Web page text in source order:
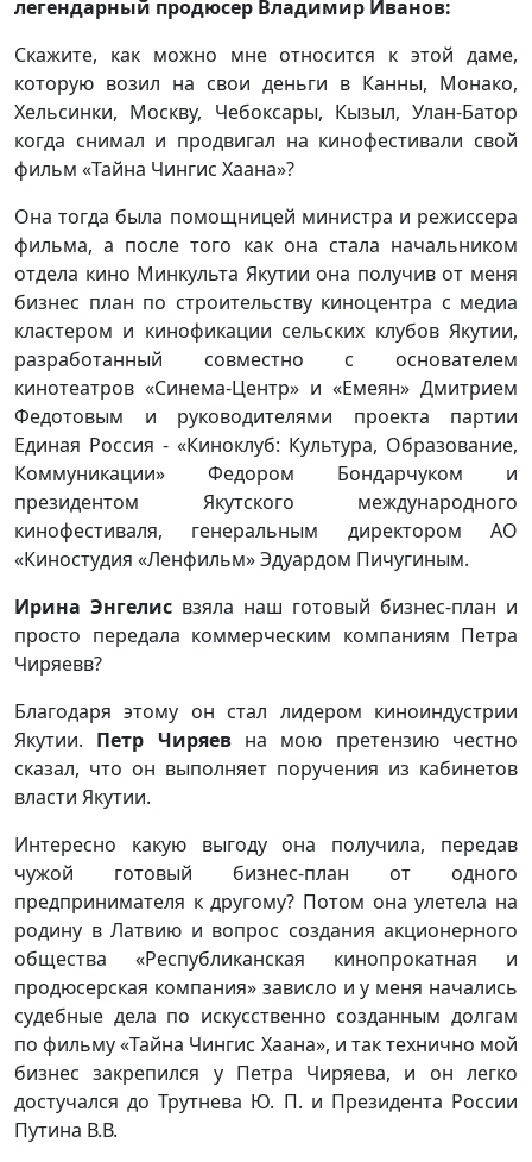
легендарный продюсер Владимир Иванов:
Скажите, как можно мне относится к этой даме,
которую возил на свои деньги в Канны, Монако,
Хельсинки, Москву, Чебоксары, Кызыл, Улан-Батор
когда снимал и продвигал на кинофестивали свой
фильм «Тайна Чингис Хаана»?
Она тогда была помощницей министра и режиссера
фильма, а после того как она стала начальником
отдела кино Минкульта Якутии она получив от меня
бизнес план по строительству киноцентра с медиа
кластером и кинофикации сельских клубов Якутии,
разработанный совместно с основателем
кинотеатров «Синема-Центр» и «Емеян» Дмитрием
Федотовым и руководителями проекта партии
Единая Россия - «Киноклуб: Культура, Образование,
Коммуникации» Федором Бондарчуком и
президентом Якутского международного
кинофестиваля, генеральным директором АО
«Киностудия «Ленфильм» Эдуардом Пичугиным.
Ирина Энгелис взяла наш готовый бизнес-план и
просто передала коммерческим компаниям Петра
Чиряевв?
Благодаря этому он стал лидером киноиндустрии
Якутии. Петр Чиряевна мою претензию честно
сказал, что он выполняет поручения из кабинетов
власти Якутии.
Интересно какую выгоду она получила, передав
чужой готовый бизнес-план от одного
предпринимателя к другому? Потом она улетела на
родину в Латвию и вопрос создания акционерного
общества «Республиканская кинопрокатная и
продюсерская компания» зависло и у меня начались
судебные дела по искусственно созданным долгам
по фильму «Тайна Чингис Хаана», и так технично мой
бизнес закрепился у Петра Чиряева, и он легко
достучался до Трутнева Ю. П. и Президента России
Путина В.В.